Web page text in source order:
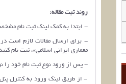
روند ثبت مقاله:
- ابتدا به کمک لینک ثبت نام
- برای ارسال مقالات لازم است
معماری ایرانی اسلامی»، ثبت نام
- پس از ورود نوع ثبت نام خود را
- از طریق لینک ورود به کنترل